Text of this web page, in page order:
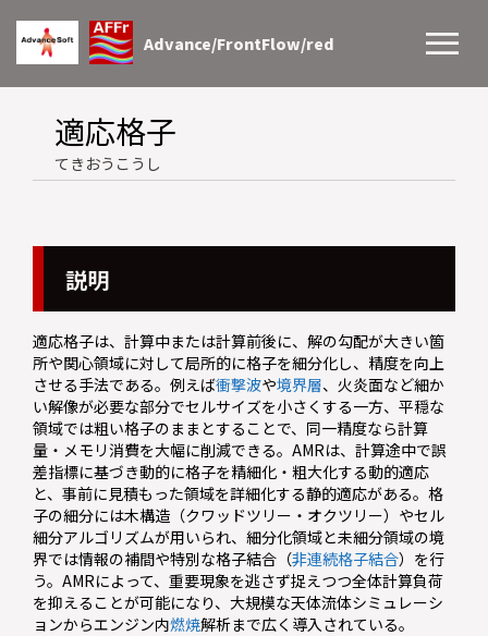
Advance/FrontFlow/red
適応格子
てきおうこうし
説明
適応格子は、計算中または計算前後に、解の勾配が大きい箇
所や関心領域に対して局所的に格子を細分化し、精度を向上
させる手法である。例えば衝撃波や境界層、火炎面など細か
い解像が必要な部分でセルサイズを小さくする一方、平穏な
領域では粗い格子のままとすることで、同一精度なら計算
量・メモリ消費を大幅に削減できる。AMRは、計算途中で誤
差指標に基づき動的に格子を精細化・粗大化する動的適応
と、事前に見積もった領域を詳細化する静的適応がある。格
子の細分には木構造（クワッドツリー・オクツリー）やセル
細分アルゴリズムが用いられ、細分化領域と未細分領域の境
界では情報の補間や特別な格子結合（非連続格子結合）を行
う。AMRによって、重要現象を逃さず捉えつつ全体計算負荷
を抑えることが可能になり、大規模な天体流体シミュレーシ
ョンからエンジン内燃焼解析まで広く導入されている。